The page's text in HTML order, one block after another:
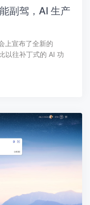
副驾，AI 生产
上宣布了全新的
以往补丁式的 AI 功